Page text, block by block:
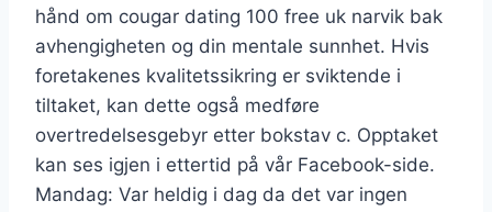
hånd om cougar dating 100 free uk narvik bak
avhengigheten og din mentale sunnhet. Hvis
foretakenes kvalitetssikring er sviktende i
tiltaket, kan dette også medføre
overtredelsesgebyr etter bokstav c. Opptaket
kan ses igjen i ettertid på vår Facebook-side.
Mandag: Var heldig i dag da det var ingen